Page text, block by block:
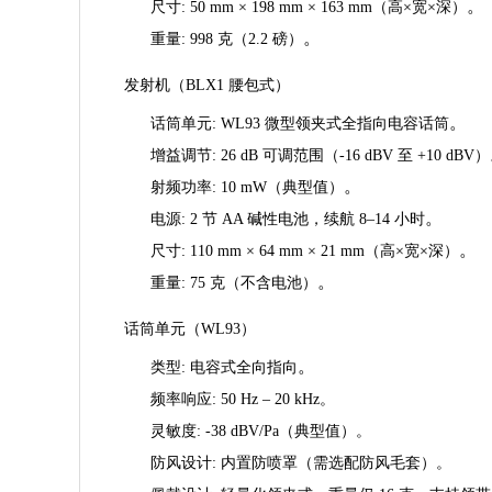
尺寸: 50 mm × 198 mm × 163 mm（高×宽×深） 。
重量: 998 克（2.2 磅） 。
发射机（BLX1 腰包式）
话筒单元: WL93 微型领夹式全指向电容话筒。
增益调节: 26 dB 可调范围（-16 dBV 至 +10 dBV）
射频功率: 10 mW（典型值） 。
电源: 2 节 AA 碱性电池，续航 8–14 小时。
尺寸: 110 mm × 64 mm × 21 mm（高×宽×深） 。
重量: 75 克（不含电池） 。
话筒单元（WL93）
类型: 电容式全向指向 。
频率响应: 50 Hz – 20 kHz。
灵敏度: -38 dBV/Pa（典型值） 。
防风设计: 内置防喷罩（需选配防风毛套） 。